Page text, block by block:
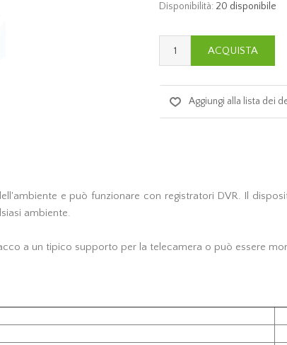
Disponibilità: 20 disponibile
e può funzionare con registratori DVR. Il
ambiente.
a un tipico supporto per la telecamera o può essere